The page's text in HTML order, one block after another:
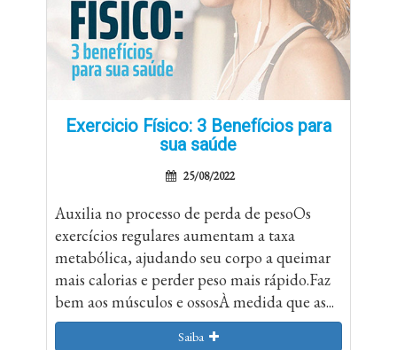
Exercicio Físico: 3 Benefícios para
sua saúde
25/08/2022
Auxilia no processo de perda de pesoOs
exercícios regulares aumentam a taxa
metabólica, ajudando seu corpo a queimar
mais calorias e perder peso mais rápido.Faz
bem aos músculos e ossosÀ medida que as...
Saiba